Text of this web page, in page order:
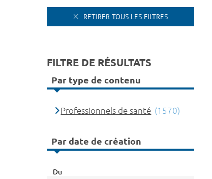
RETIRER TOUS LES FILTRES
FILTRE DE RÉSULTATS
Par type de contenu
Professionnels de santé (1570)
Par date de création
Du